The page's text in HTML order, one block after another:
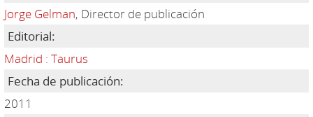
Jorge Gelman, Director de publicación
Editorial:
Madrid : Taurus
Fecha de publicación:
2011